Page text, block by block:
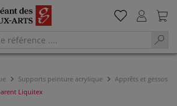
Supports peinture acrylique
Apprêts et gessos
Liquitex